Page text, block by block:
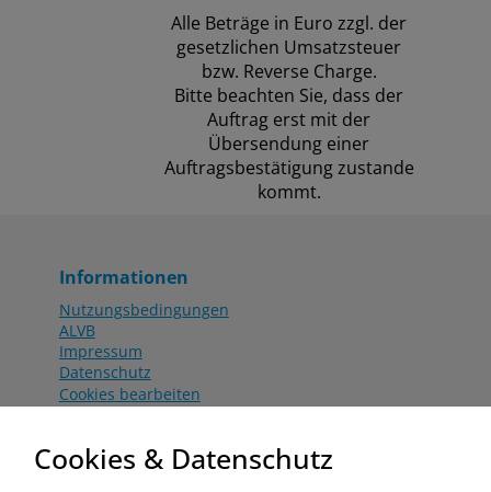
Alle Beträge in Euro zzgl. der
gesetzlichen Umsatzsteuer
bzw. Reverse Charge.
Bitte beachten Sie, dass der
Auftrag erst mit der
Übersendung einer
Auftragsbestätigung zustande
kommt.
Informationen
Nutzungsbedingungen
ALVB
Impressum
Datenschutz
Cookies bearbeiten
Aktionsbedingungen
Cookies & Datenschutz